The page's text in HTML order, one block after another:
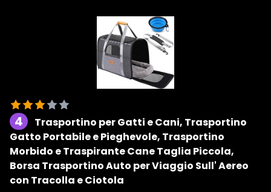
4
Trasportino per Gatti e Cani, Trasportino
Gatto Portabile e Pieghevole, Trasportino
Morbido e Traspirante Cane Taglia Piccola,
Borsa Trasportino Auto per Viaggio Sull' Aereo
con Tracolla e Ciotola